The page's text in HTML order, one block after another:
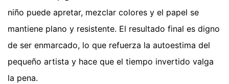
niño puede apretar, mezclar colores y el papel se
mantiene plano y resistente. El resultado final es digno
de ser enmarcado, lo que refuerza la autoestima del
pequeño artista y hace que el tiempo invertido valga
la pena.